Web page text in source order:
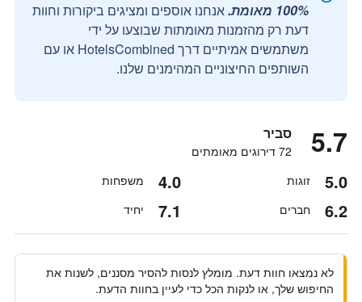
100% מאומת.
אנחנו אוספים ומציגים ביקורות וחוות
דעת רק מהזמנות מאומתות שבוצעו על ידי
משתמשים אמיתיים דרך HotelsCombined או עם
השותפים החיצוניים המהימנים שלנו.
5.7 סביר
72 דירוגים מאומתים
5.0 זוגות 4.0 משפחות
6.2 חברים 7.1 יחיד
לא נמצאו חוות דעת. מומלץ לנסות להסיר מסננים, לשנות את
החיפוש שלך, או לנקות הכל כדי לעיין בחוות הדעת.